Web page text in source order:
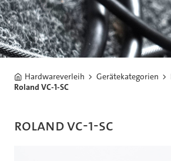
Hardwareverleih Gerätekategorien
Roland VC-1-SC
Roland VC-1-SC